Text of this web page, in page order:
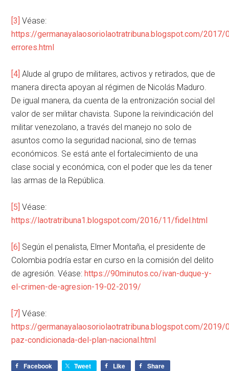
[3] Véase:
https://germanayalaosoriolaotratribuna.blogspot.com/
errores.html
[4] Alude al grupo de militares, activos y retirados, que de
manera directa apoyan al régimen de Nicolás Maduro.
De igual manera, da cuenta de la entronización social del
valor de ser militar chavista. Supone la reivindicación del
militar venezolano, a través del manejo no solo de
asuntos como la seguridad nacional, sino de temas
económicos. Se está ante el fortalecimiento de una
clase social y económica, con el poder que les da tener
las armas de la República.
[5] Véase:
https://laotratribuna1.blogspot.com/2016/11/fidel.html
[6] Según el penalista, Elmer Montaña, el presidente de
Colombia podría estar en curso en la comisión del delito
de agresión. Véase: https://90minutos.co/ivan-duque-y-
el-crimen-de-agresion-19-02-2019/
[7] Véase:
https://germanayalaosoriolaotratribuna.blogspot.com/2019/
paz-condicionada-del-plan-nacional.html
Facebook Tweet Like
Share